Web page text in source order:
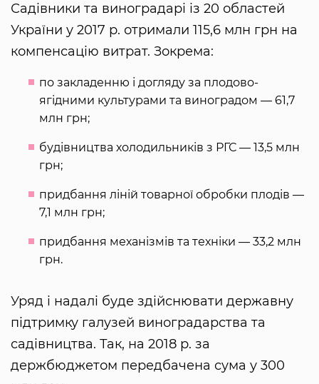
Садівники та виноградарі із 20 областей
України у 2017 р. отримали 115,6 млн грн на
компенсацію витрат. Зокрема:
по закладенню і догляду за плодово-
ягідними культурами та виноградом — 61,7
млн грн;
будівництва холодильників з РГС — 13,5 млн
грн;
придбання ліній товарної обробки плодів —
7,1 млн грн;
придбання механізмів та техніки — 33,2 млн
грн.
Уряд і надалі буде здійснювати державну
підтримку галузей виноградарства та
садівництва. Так, на 2018 р. за
держбюджетом передбачена сума у 300